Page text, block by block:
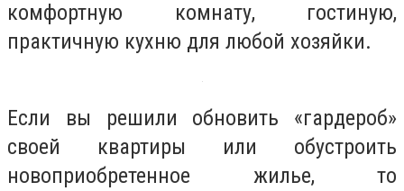
комфортную комнату, гостиную,
практичную кухню для любой хозяйки.
Если вы решили обновить «гардероб»
своей квартиры или обустроить
новоприобретенное жилье, то